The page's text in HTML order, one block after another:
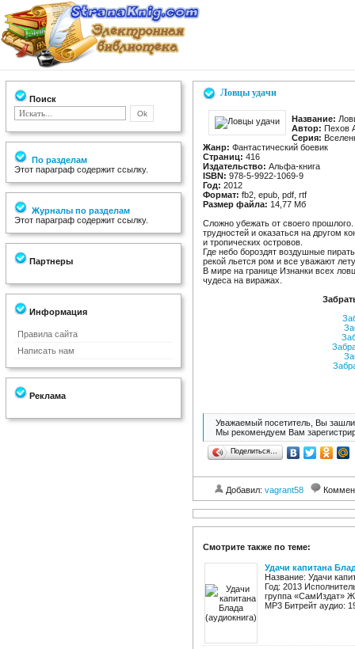
Поиск
По разделам
Этот параграф содержит ссылку.
Журналы по разделам
Этот параграф содержит ссылку.
Партнеры
Информация
Правила сайта
Написать нам
Реклама
Ловцы удачи
Название:
Автор: Пехов
Серия:
Жанр: Фантастический боевик
Страниц: 416
Издательство: Альфа-книга
ISBN: 978-5-9922-1069-9
Год: 2012
Формат: fb2, epub, pdf, rtf
Размер файла: 14,77 Мб
Сложно убежать от своего
трудностей и оказаться на другом
и тропических островов.
Где небо бороздят воздушные
рекой льется ром и все уважают
В мире на границе Изнанки всех
чудеса на виражах.
Уважаемый посетитель, Вы зашли
Мы рекомендуем Вам
Поделиться…
Добавил: vagrant58
Смотрите также по теме:
Удачи капитана
Название: Удачи
Год: 2013
группа «СамИздат»
MP3 Битрейт аудио: